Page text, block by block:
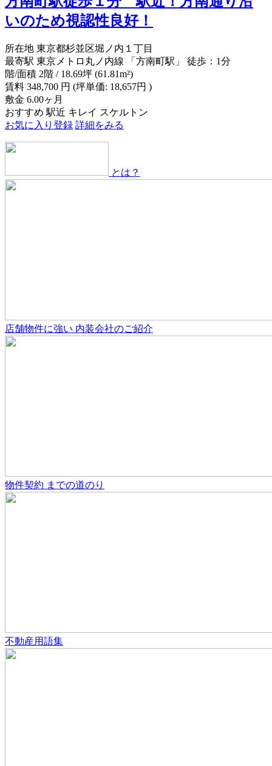
いのため視認性良好！
所在地 東京都杉並区堀ノ内１丁目
最寄駅 東京メトロ丸ノ内線 「方南町駅」 徒歩：1分
階/面積 2階 / 18.69坪 (61.81m²)
賃料 348,700 円 (坪単価: 18,657円 )
敷金 6.00ヶ月
おすすめ 駅近 キレイ スケルトン
お気に入り登録 詳細をみる
とは？
店舗物件に強い 内装会社のご紹介
物件契約 までの道のり
不動産用語集